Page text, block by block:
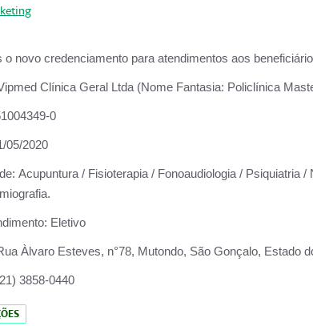
o novo credenciamento para atendimentos aos
Clínica Geral Ltda (Nome Fantasia: Policlínica
0
05/2020
Acupuntura / Fisioterapia / Fonoaudiologia / Psiquiatria
Eletivo
Àlvaro Esteves, n°78, Mutondo, São Gonçalo, Estado
3858-0440